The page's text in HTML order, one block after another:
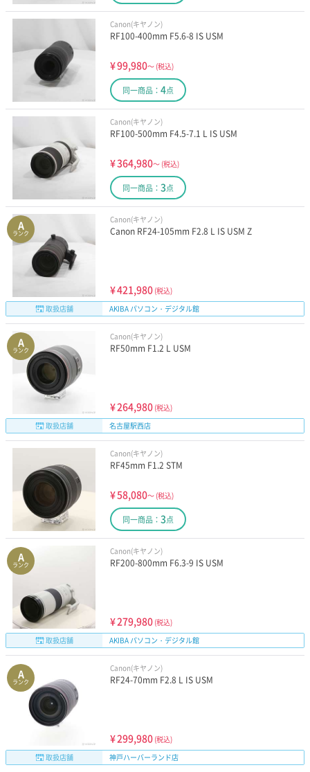
Canon(キヤノン)
RF100-400mm F5.6-8 IS USM
¥99,980～ (税込)
同一商品： 4点
Canon(キヤノン)
RF100-500mm F4.5-7.1 L IS USM
¥364,980～ (税込)
同一商品： 3点
A
ランク
Canon(キヤノン)
Canon RF24-105mm F2.8 L IS USM Z
¥421,980 (税込)
取扱店舗
AKIBA パソコン・デジタル館
A
ランク
Canon(キヤノン)
RF50mm F1.2 L USM
¥264,980 (税込)
取扱店舗
名古屋駅西店
Canon(キヤノン)
RF45mm F1.2 STM
¥58,080～ (税込)
同一商品： 3点
A
ランク
Canon(キヤノン)
RF200-800mm F6.3-9 IS USM
¥279,980 (税込)
取扱店舗
AKIBA パソコン・デジタル館
A
ランク
Canon(キヤノン)
RF24-70mm F2.8 L IS USM
¥299,980 (税込)
取扱店舗
神戸ハーバーランド店